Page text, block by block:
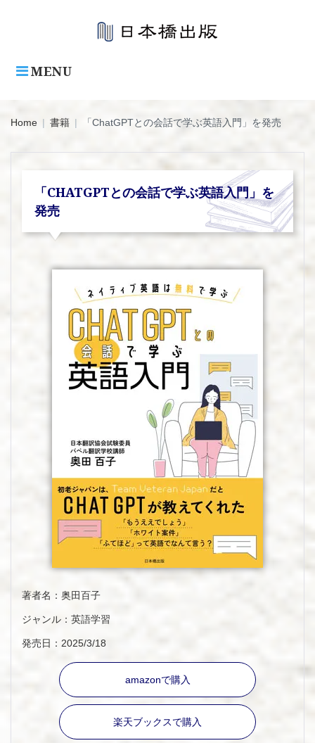
MENU
Home | 書籍 | 「ChatGPTとの会話で学ぶ英語入門」を発売
「CHATGPTとの会話で学ぶ英語入門」を
発売
著者名：奥田百子
ジャンル：英語学習
発売日：2025/3/18
amazonで購入
楽天ブックスで購入